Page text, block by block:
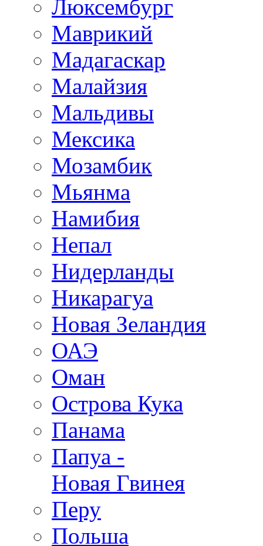
Люксембург
Маврикий
Мадагаскар
Малайзия
Мальдивы
Мексика
Мозамбик
Мьянма
Намибия
Непал
Нидерланды
Никарагуа
Новая Зеландия
ОАЭ
Оман
Острова Кука
Панама
Папуа -
Новая Гвинея
Перу
Польша